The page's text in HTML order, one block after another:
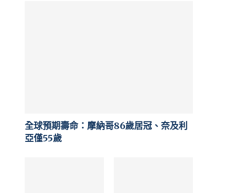
全球預期壽命：摩納哥86歲居冠、奈及利
亞僅55歲